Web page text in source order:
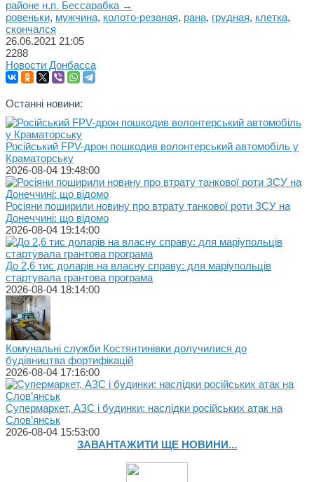
районе н.п. Бессарабка →
ровеньки, мужчина, колото-резаная, рана, грудная, клетка,
скончался
26.06.2021 21:05
2288
Новости Донбасса
Останні новини:
Російський FPV-дрон пошкодив волонтерський автомобіль у
Краматорську
2026-08-04 19:48:00
Росіяни поширили новину про втрату танкової роти ЗСУ на
Донеччині: що відомо
2026-08-04 19:14:00
До 2,6 тис доларів на власну справу: для маріупольців
стартувала грантова програма
2026-08-04 18:14:00
Комунальні служби Костянтинівки долучилися до
будівництва фортифікацій
2026-08-04 17:16:00
Супермаркет, АЗС і будинки: наслідки російських атак на
Слов’янськ
2026-08-04 15:53:00
ЗАВАНТАЖИТИ ЩЕ НОВИНИ...